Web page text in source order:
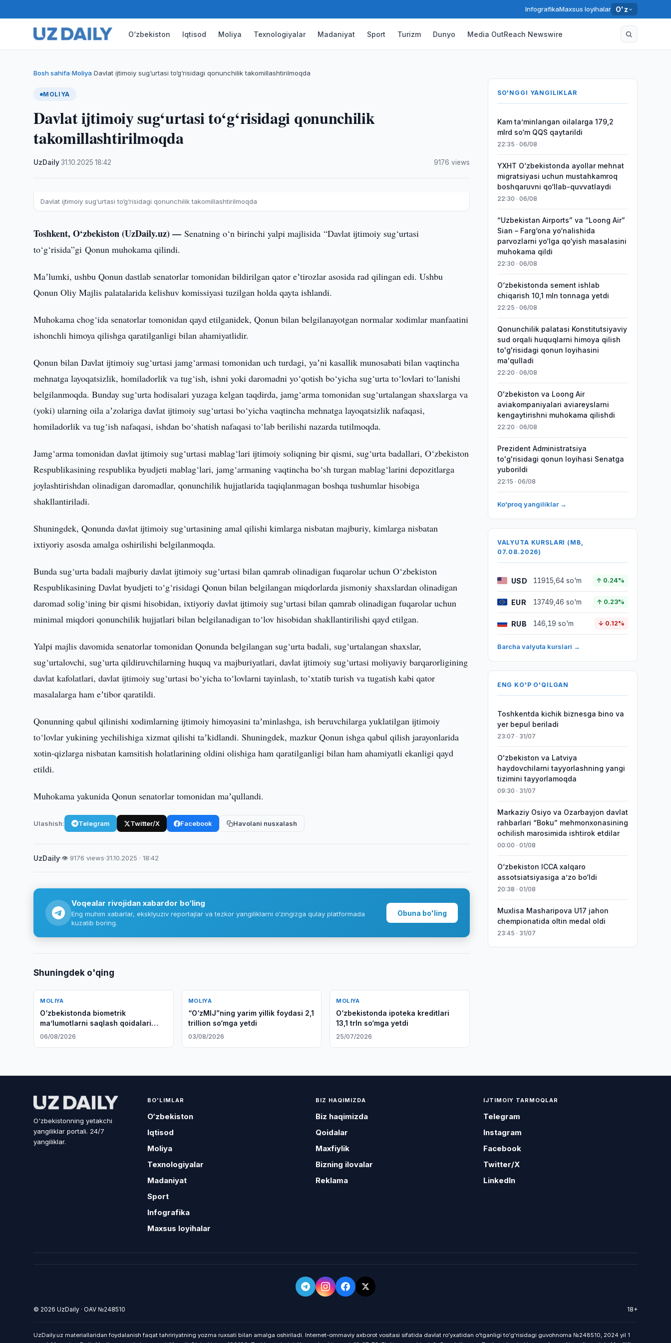
InfografikaMaxsus loyihalar O'z
O‘zbekiston Iqtisod Moliya Texnologiyalar Madaniyat Sport Turizm Dunyo Media OutReach Newswire
Bosh sahifa›Moliya›Davlat ijtimoiy sug‘urtasi to‘g‘risidagi qonunchilik takomillashtirilmoqda
MOLIYA
Davlat ijtimoiy sug‘urtasi to‘g‘risidagi qonunchilik
takomillashtirilmoqda
UzDaily·31.10.2025 ·18:42 9176 views
Davlat ijtimoiy sug‘urtasi to‘g‘risidagi qonunchilik takomillashtirilmoqda
Toshkent, O‘zbekiston (UzDaily.uz) —Senatning o‘n birinchi yalpi majlisida “Davlat ijtimoiy sug‘urtasi
to‘g‘risida”gi Qonun muhokama qilindi.
Maʼlumki, ushbu Qonun dastlab senatorlar tomonidan bildirilgan qator eʼtirozlar asosida rad qilingan edi. Ushbu
Qonun Oliy Majlis palatalarida kelishuv komissiyasi tuzilgan holda qayta ishlandi.
Muhokama chog‘ida senatorlar tomonidan qayd etilganidek, Qonun bilan belgilanayotgan normalar xodimlar manfaatini
ishonchli himoya qilishga qaratilganligi bilan ahamiyatlidir.
Qonun bilan Davlat ijtimoiy sug‘urtasi jamg‘armasi tomonidan uch turdagi, yaʼni kasallik munosabati bilan vaqtincha
mehnatga layoqatsizlik, homiladorlik va tug‘ish, ishni yoki daromadni yo‘qotish bo‘yicha sug‘urta to‘lovlari to‘lanishi
belgilanmoqda. Bunday sug‘urta hodisalari yuzaga kelgan taqdirda, jamg‘arma tomonidan sug‘urtalangan shaxslarga va
(yoki) ularning oila aʼzolariga davlat ijtimoiy sug‘urtasi bo‘yicha vaqtincha mehnatga layoqatsizlik nafaqasi,
homiladorlik va tug‘ish nafaqasi, ishdan bo‘shatish nafaqasi to‘lab berilishi nazarda tutilmoqda.
Jamg‘arma tomonidan davlat ijtimoiy sug‘urtasi mablag‘lari ijtimoiy soliqning bir qismi, sug‘urta badallari, O‘zbekiston
Respublikasining respublika byudjeti mablag‘lari, jamg‘armaning vaqtincha bo‘sh turgan mablag‘larini depozitlarga
joylashtirishdan olinadigan daromadlar, qonunchilik hujjatlarida taqiqlanmagan boshqa tushumlar hisobiga
shakllantiriladi.
Shuningdek, Qonunda davlat ijtimoiy sug‘urtasining amal qilishi kimlarga nisbatan majburiy, kimlarga nisbatan
ixtiyoriy asosda amalga oshirilishi belgilanmoqda.
Bunda sug‘urta badali majburiy davlat ijtimoiy sug‘urtasi bilan qamrab olinadigan fuqarolar uchun O‘zbekiston
Respublikasining Davlat byudjeti to‘g‘risidagi Qonun bilan belgilangan miqdorlarda jismoniy shaxslardan olinadigan
daromad solig‘ining bir qismi hisobidan, ixtiyoriy davlat ijtimoiy sug‘urtasi bilan qamrab olinadigan fuqarolar uchun
minimal miqdori qonunchilik hujjatlari bilan belgilanadigan to‘lov hisobidan shakllantirilishi qayd etilgan.
Yalpi majlis davomida senatorlar tomonidan Qonunda belgilangan sug‘urta badali, sug‘urtalangan shaxslar,
sug‘urtalovchi, sug‘urta qildiruvchilarning huquq va majburiyatlari, davlat ijtimoiy sug‘urtasi moliyaviy barqarorligining
davlat kafolatlari, davlat ijtimoiy sug‘urtasi bo‘yicha to‘lovlarni tayinlash, to‘xtatib turish va tugatish kabi qator
masalalarga ham eʼtibor qaratildi.
Qonunning qabul qilinishi xodimlarning ijtimoiy himoyasini taʼminlashga, ish beruvchilarga yuklatilgan ijtimoiy
to‘lovlar yukining yechilishiga xizmat qilishi taʼkidlandi. Shuningdek, mazkur Qonun ishga qabul qilish jarayonlarida
xotin-qizlarga nisbatan kamsitish holatlarining oldini olishiga ham qaratilganligi bilan ham ahamiyatli ekanligi qayd
etildi.
Muhokama yakunida Qonun senatorlar tomonidan maʼqullandi.
Ulashish: Telegram Twitter/X Facebook Havolani nusxalash
UzDaily·👁 9176 views·31.10.2025 · 18:42
Voqealar rivojidan xabardor bo‘ling
Eng muhim xabarlar, eksklyuziv reportajlar va tezkor yangiliklarni o‘zingizga qulay platformada
kuzatib boring.
Obuna bo'ling
Shuningdek o'qing
MOLIYA
O‘zbekistonda biometrik
maʼlumotlarni saqlash qoidalari
kuchaytirildi
06/08/2026
MOLIYA
“O‘zMIJ”ning yarim yillik foydasi 2,1
trillion so‘mga yetdi
03/08/2026
MOLIYA
O‘zbekistonda ipoteka kreditlari
13,1 trln so‘mga yetdi
25/07/2026
SO'NGGI YANGILIKLAR
Kam taʼminlangan oilalarga 179,2
mlrd so‘m QQS qaytarildi
22:35 · 06/08
YXHT O‘zbekistonda ayollar mehnat
migratsiyasi uchun mustahkamroq
boshqaruvni qo‘llab-quvvatlaydi
22:30 · 06/08
“Uzbekistan Airports” va “Loong Air”
Sian – Farg‘ona yo‘nalishida
parvozlarni yo‘lga qo‘yish masalasini
muhokama qildi
22:30 · 06/08
O‘zbekistonda sement ishlab
chiqarish 10,1 mln tonnaga yetdi
22:25 · 06/08
Qonunchilik palatasi Konstitutsiyaviy
sud orqali huquqlarni himoya qilish
to'g'risidagi qonun loyihasini
ma'qulladi
22:20 · 06/08
Oʻzbekiston va Loong Air
aviakompaniyalari aviareyslarni
kengaytirishni muhokama qilishdi
22:20 · 06/08
Prezident Administratsiya
to'g'risidagi qonun loyihasi Senatga
yuborildi
22:15 · 06/08
Ko'proq yangiliklar →
VALYUTA KURSLARI (MB,
07.08.2026)
USD 11915,64 so'm ↑ 0.24%
EUR 13749,46 so'm ↑ 0.23%
RUB 146,19 so'm ↓ 0.12%
Barcha valyuta kurslari →
ENG KO'P O'QILGAN
Toshkentda kichik biznesga bino va
yer bepul beriladi
23:07 · 31/07
Oʻzbekiston va Latviya
haydovchilarni tayyorlashning yangi
tizimini tayyorlamoqda
09:30 · 31/07
Markaziy Osiyo va Ozarbayjon davlat
rahbarlari “Boku” mehmonxonasining
ochilish marosimida ishtirok etdilar
00:00 · 01/08
O‘zbekiston ICCA xalqaro
assotsiatsiyasiga aʼzo bo‘ldi
20:38 · 01/08
Muxlisa Masharipova U17 jahon
chempionatida oltin medal oldi
23:45 · 31/07
O'zbekistonning yetakchi
yangiliklar portali. 24/7
yangiliklar.
BO'LIMLAR
O‘zbekiston
Iqtisod
Moliya
Texnologiyalar
Madaniyat
Sport
Infografika
Maxsus loyihalar
BIZ HAQIMIZDA
Biz haqimizda
Qoidalar
Maxfiylik
Bizning ilovalar
Reklama
IJTIMOIY TARMOQLAR
Telegram
Instagram
Facebook
Twitter/X
LinkedIn
© 2026 UzDaily · OAV №248510 18+
UzDaily.uz materiallaridan foydalanish faqat tahririyatning yozma ruxsati bilan amalga oshiriladi. Internet-ommaviy axborot vositasi sifatida davlat roʻyxatidan oʻtganligi toʻgʻrisidagi guvohnoma №248510, 2024 yil 1